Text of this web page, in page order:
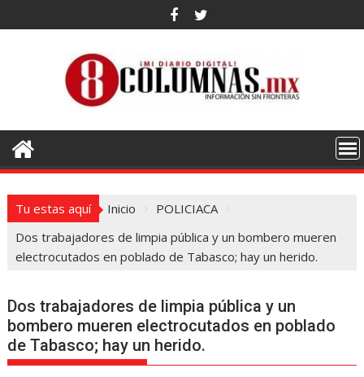
al
Tu estas aquí Inicio
POLICIACA
Dos trabajadores de limpia pública y un bombero mueren
electrocutados en poblado de Tabasco; hay un herido.
Dos trabajadores de limpia pública y un
bombero mueren electrocutados en poblado
de Tabasco; hay un herido.